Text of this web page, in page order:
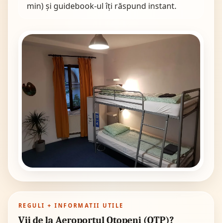
min) și guidebook-ul îți răspund instant.
REGULI + INFORMATII UTILE
Vii de la Aeroportul Otopeni (OTP)?